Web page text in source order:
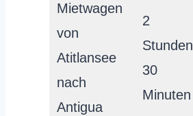
Mietwagen
von
Atitlansee
nach
Antigua
2
Stunden
30
Minuten